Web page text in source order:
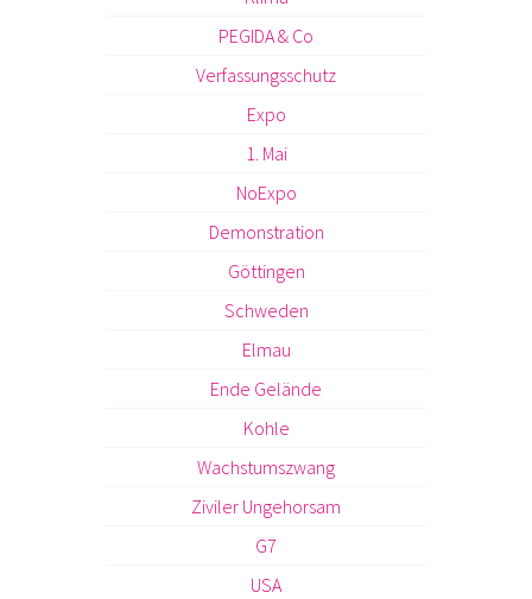
PEGIDA & Co
Verfassungsschutz
Expo
1. Mai
NoExpo
Demonstration
Göttingen
Schweden
Elmau
Ende Gelände
Kohle
Wachstumszwang
Ziviler Ungehorsam
G7
USA